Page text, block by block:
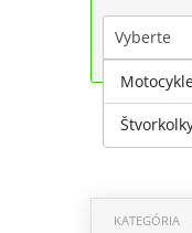
Vyberte
KATEGÓRIA